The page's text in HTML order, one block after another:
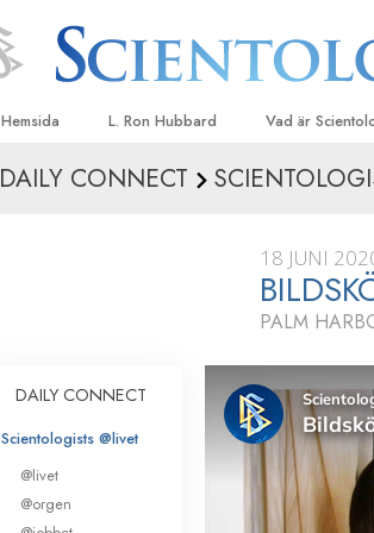
Hemsida L. Ron Hubbard Vad är
Trossatser och
Vad
Scientology
Träffa en
Inne i en Kyrka
Scientologys
En introduktion
Kärlek och hat –
Vad är storhet?
DAILY CONNECT
18 JUNI
PALM
DAILY CONNECT
Scientologists @livet
@livet
@orgen